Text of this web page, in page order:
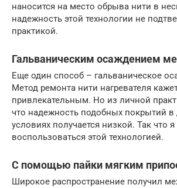
наносится на место обрыва нити в
надежность этой технологии не
практикой.
Гальваническим осаждением
Еще один способ – гальваническое
Метод ремонта нити нагревателя
привлекательным. Но из личной
что надежность подобных покрытий
условиях получается низкой. Так что
воспользоваться этой технологией.
С помощью пайки мягким
Широкое распространение получил